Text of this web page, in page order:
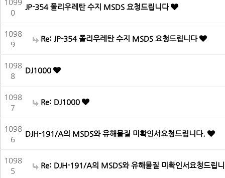
1099
0
JP-354 폴리우레탄 수지 MSDS 요청드립니다
1098
9
Re: JP-354 폴리우레탄 수지 MSDS 요청드립니다
1098
8
DJ1000
1098
7
Re: DJ1000
1098
6
DJH-191/A의 MSDS와 유해물질 미확인서요청드립니다.
1098
5
Re: DJH-191/A의 MSDS와 유해물질 미확인서요청드립